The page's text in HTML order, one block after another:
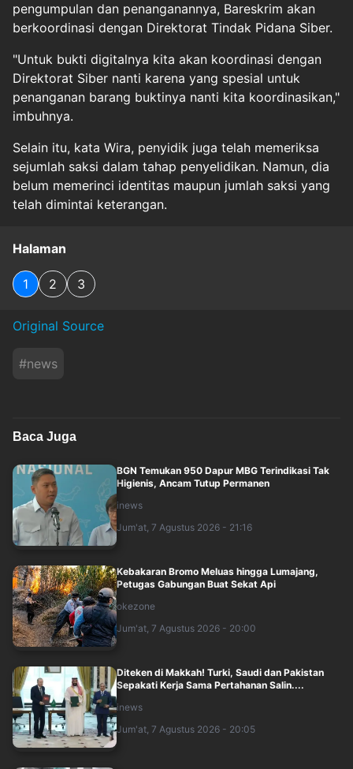
pengumpulan dan penanganannya, Bareskrim akan
berkoordinasi dengan Direktorat Tindak Pidana Siber.
"Untuk bukti digitalnya kita akan koordinasi dengan
Direktorat Siber nanti karena yang spesial untuk
penanganan barang buktinya nanti kita koordinasikan,"
imbuhnya.
Selain itu, kata Wira, penyidik juga telah memeriksa
sejumlah saksi dalam tahap penyelidikan. Namun, dia
belum memerinci identitas maupun jumlah saksi yang
telah dimintai keterangan.
Halaman
1 2 3
Original Source
#news
Baca Juga
BGN Temukan 950 Dapur MBG Terindikasi Tak
Higienis, Ancam Tutup Permanen
inews
Jum'at, 7 Agustus 2026 - 21:16
Kebakaran Bromo Meluas hingga Lumajang,
Petugas Gabungan Buat Sekat Api
okezone
Jum'at, 7 Agustus 2026 - 20:00
Diteken di Makkah! Turki, Saudi dan Pakistan
Sepakati Kerja Sama Pertahanan Salin....
inews
Jum'at, 7 Agustus 2026 - 20:05